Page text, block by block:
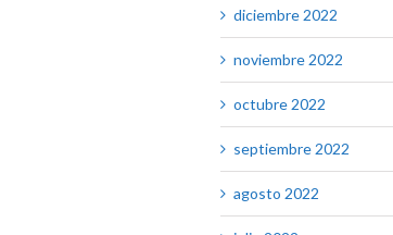
diciembre 2022
noviembre 2022
octubre 2022
septiembre 2022
agosto 2022